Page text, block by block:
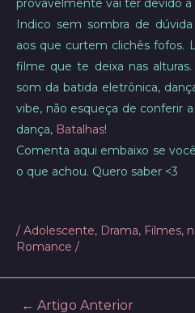
provavelmente vai ter devido à
Indico sem sombra de
aos que curtem clichês fofos.
filme que te deixa nas
som da batida eletrônica,
vibe, não esqueça de conferir
dança, Batalhas!
Comenta aqui embaixo se
o que achou. Quero saber <3
/ Adolescente, Drama, Filmes,
Romance /
Post← Artigo Anterior